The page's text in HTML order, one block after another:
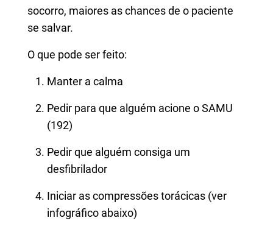
socorro, maiores as chances de o paciente
se salvar.
O que pode ser feito:
Manter a calma
Pedir para que alguém acione o SAMU
(192)
Pedir que alguém consiga um
desfibrilador
Iniciar as compressões torácicas (ver
infográfico abaixo)